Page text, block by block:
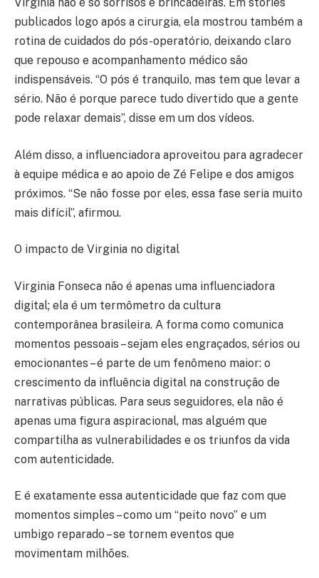
publicados logo após a cirurgia, ela mostrou também a
rotina de cuidados do pós-operatório, deixando claro
que repouso e acompanhamento médico são
indispensáveis. “O pós é tranquilo, mas tem que levar a
sério. Não é porque parece tudo divertido que a gente
pode relaxar demais”, disse em um dos vídeos.
Além disso, a influenciadora aproveitou para agradecer
à equipe médica e ao apoio de Zé Felipe e dos amigos
próximos. “Se não fosse por eles, essa fase seria muito
mais difícil”, afirmou.
O impacto de Virginia no digital
Virginia Fonseca não é apenas uma influenciadora
digital; ela é um termômetro da cultura
contemporânea brasileira. A forma como comunica
momentos pessoais – sejam eles engraçados, sérios ou
emocionantes – é parte de um fenômeno maior: o
crescimento da influência digital na construção de
narrativas públicas. Para seus seguidores, ela não é
apenas uma figura aspiracional, mas alguém que
compartilha as vulnerabilidades e os triunfos da vida
com autenticidade.
E é exatamente essa autenticidade que faz com que
momentos simples – como um “peito novo” e um
umbigo reparado – se tornem eventos que
movimentam milhões.